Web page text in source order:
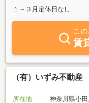
１～３月定休日なし
こ
賃
（有）いずみ不動産
所在地
神奈川県小